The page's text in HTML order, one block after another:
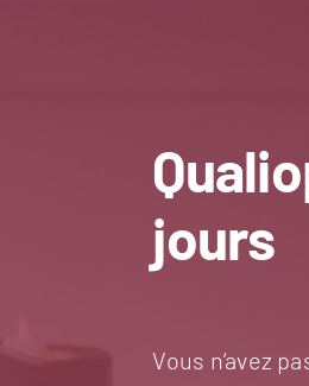
jours
Vous n’avez